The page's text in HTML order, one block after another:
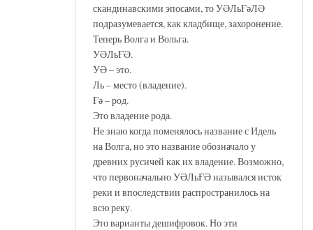
скандинавскими эпосами, то УӘЛьҒәЛӘ
подразумевается, как кладбище, захоронение.
Теперь Волга и Вольга.
УӘЛьҒӘ.
УӘ – это.
Ль – место (владение).
Ғә – род.
Это владение рода.
Не знаю когда поменялось название с Идель
на Волга, но это название обозначало у
древних русичей как их владение. Возможно,
что первоначально УӘЛьҒӘ назывался исток
реки и впоследствии распространилось на
всю реку.
Это варианты дешифровок. Но эти